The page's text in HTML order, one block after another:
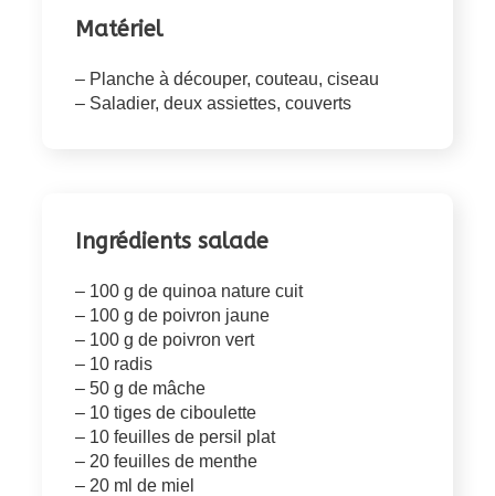
Matériel
– Planche à découper, couteau, ciseau
– Saladier, deux assiettes, couverts
Ingrédients salade
– 100 g de quinoa nature cuit
– 100 g de poivron jaune
– 100 g de poivron vert
– 10 radis
– 50 g de mâche
– 10 tiges de ciboulette
– 10 feuilles de persil plat
– 20 feuilles de menthe
– 20 ml de miel